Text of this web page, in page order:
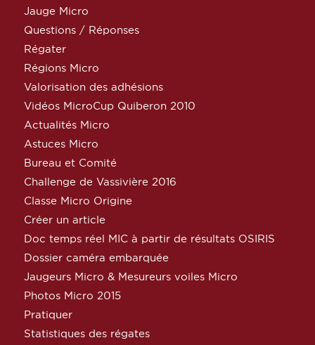
Jauge Micro
Questions / Réponses
Régater
Régions Micro
Valorisation des adhésions
Vidéos MicroCup Quiberon 2010
Actualités Micro
Astuces Micro
Bureau et Comité
Challenge de Vassivière 2016
Classe Micro Origine
Créer un article
Doc temps réel MIC à partir de résultats OSIRIS
Dossier caméra embarquée
Jaugeurs Micro & Mesureurs voiles Micro
Photos Micro 2015
Pratiquer
Statistiques des régates